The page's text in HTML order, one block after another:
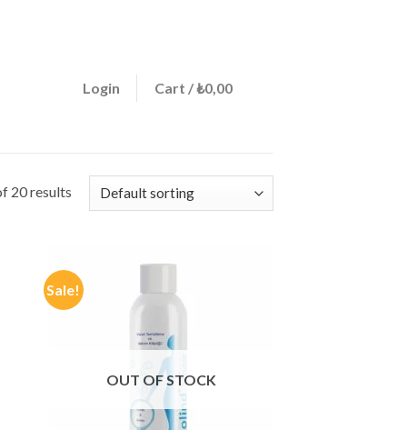
Login Cart /₺0,00
20 results
Sale!
OUT OF STOCK